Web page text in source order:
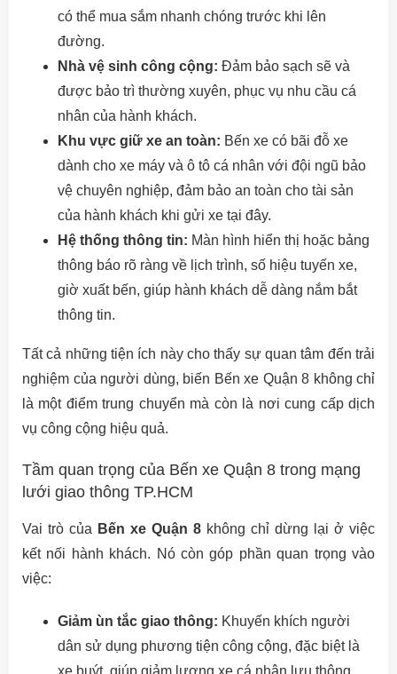
có thể mua sắm nhanh chóng trước khi lên
đường.
Nhà vệ sinh công cộng: Đảm bảo sạch sẽ và
được bảo trì thường xuyên, phục vụ nhu cầu cá
nhân của hành khách.
Khu vực giữ xe an toàn: Bến xe có bãi đỗ xe
dành cho xe máy và ô tô cá nhân với đội ngũ bảo
vệ chuyên nghiệp, đảm bảo an toàn cho tài sản
của hành khách khi gửi xe tại đây.
Hệ thống thông tin: Màn hình hiển thị hoặc bảng
thông báo rõ ràng về lịch trình, số hiệu tuyến xe,
giờ xuất bến, giúp hành khách dễ dàng nắm bắt
thông tin.
Tất cả những tiện ích này cho thấy sự quan tâm đến trải
nghiệm của người dùng, biến Bến xe Quận 8 không chỉ
là một điểm trung chuyển mà còn là nơi cung cấp dịch
vụ công cộng hiệu quả.
Tầm quan trọng của Bến xe Quận 8 trong mạng
lưới giao thông TP.HCM
Vai trò của Bến xe Quận 8 không chỉ dừng lại ở việc
kết nối hành khách. Nó còn góp phần quan trọng vào
việc:
Giảm ùn tắc giao thông: Khuyến khích người
dân sử dụng phương tiện công cộng, đặc biệt là
xe buýt, giúp giảm lượng xe cá nhân lưu thông